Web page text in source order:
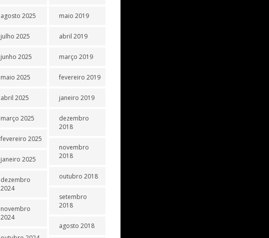
agosto 2025
julho 2025
junho 2025
maio 2025
abril 2025
março 2025
fevereiro 2025
janeiro 2025
dezembro
2024
novembro
2024
maio 2019
abril 2019
março 2019
fevereiro 2019
janeiro 2019
dezembro
2018
novembro
2018
outubro 2018
setembro
2018
agosto 2018